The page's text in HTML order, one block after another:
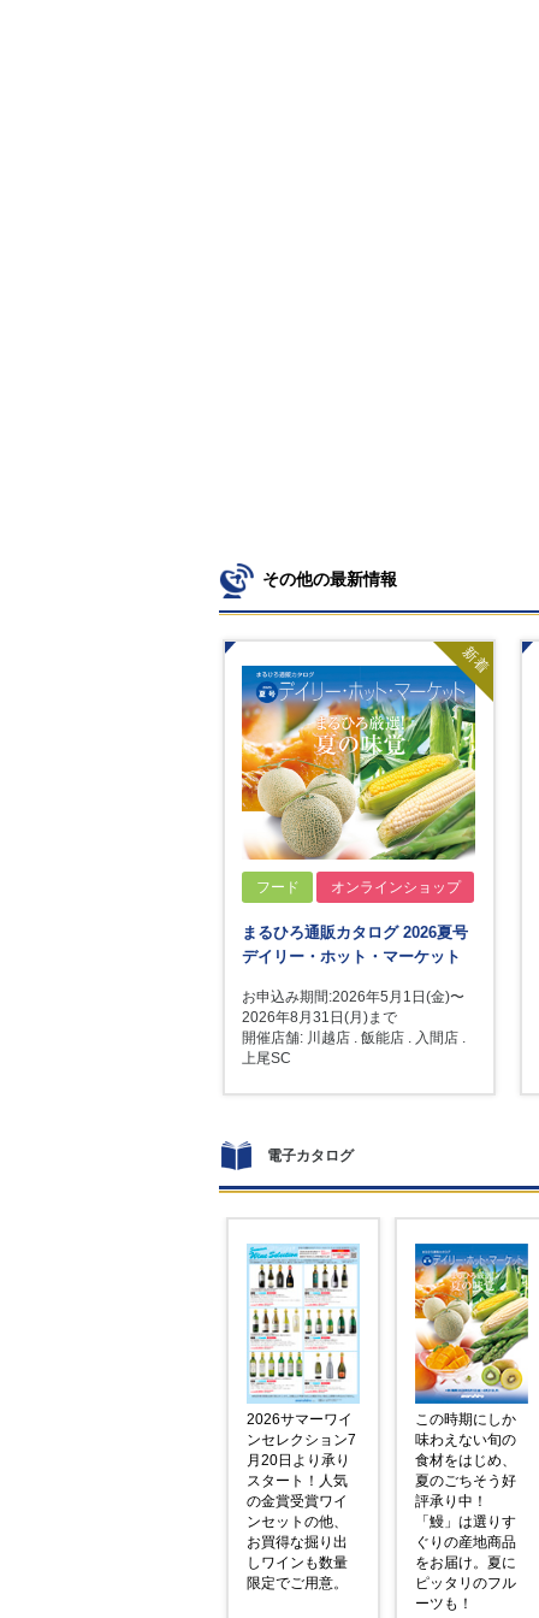
その他の最新情報
新着
フード オンラインショップ
まるひろ通販カタログ 2026夏号
デイリー・ホット・マーケット
お申込み期間:2026年5月1日(金)〜
2026年8月31日(月)まで
開催店舗: 川越店 . 飯能店 . 入間店 .
上尾SC
電子カタログ
2026サマーワイ
ンセレクション7
月20日より承り
スタート！人気
の金賞受賞ワイ
ンセットの他、
お買得な掘り出
しワインも数量
限定でご用意。
この時期にしか
味わえない旬の
食材をはじめ、
夏のごちそう好
評承り中！
「鰻」は選りす
ぐりの産地商品
をお届け。夏に
ピッタリのフル
ーツも！